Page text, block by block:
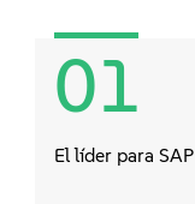
01
El líder para SAP